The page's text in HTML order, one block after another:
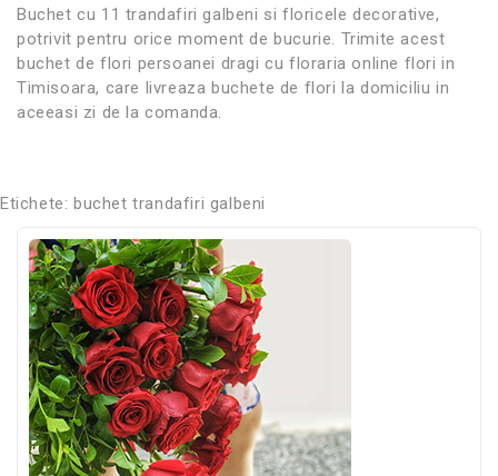
Buchet cu 11 trandafiri galbeni si floricele decorative,
potrivit pentru orice moment de bucurie. Trimite acest
buchet de flori persoanei dragi cu floraria online flori in
Timisoara, care livreaza buchete de flori la domiciliu in
aceeasi zi de la comanda.
Etichete: buchet trandafiri galbeni